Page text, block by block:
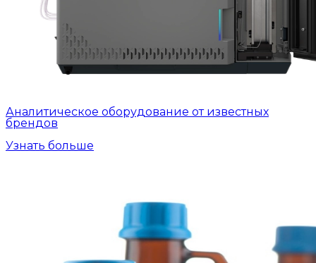
Аналитическое оборудование от известных
брендов
Узнать больше